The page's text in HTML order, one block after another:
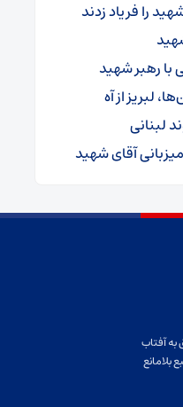
را فریاد زدند
با رهبر شهید
لبریز از آه
لبنانی
آقای شهید
آفتاب
بلامانع